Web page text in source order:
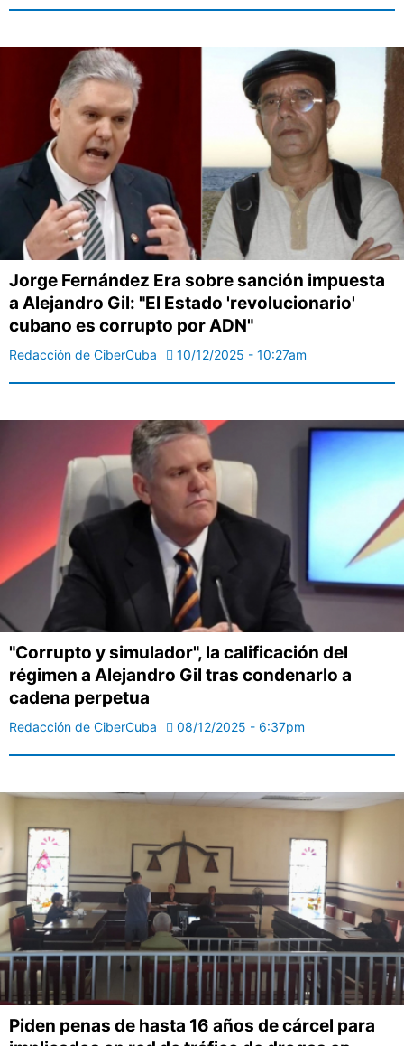
Jorge Fernández Era sobre sanción impuesta
a Alejandro Gil: "El Estado 'revolucionario'
cubano es corrupto por ADN"
Redacción de CiberCuba 10/12/2025 - 10:27am
"Corrupto y simulador", la calificación del
régimen a Alejandro Gil tras condenarlo a
cadena perpetua
Redacción de CiberCuba 08/12/2025 - 6:37pm
Piden penas de hasta 16 años de cárcel para